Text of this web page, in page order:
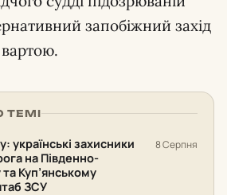
запобіжний захід
ТЕМІ
українські захисники
на Південно-
Куп’янському
ЗСУ
8 Серпня